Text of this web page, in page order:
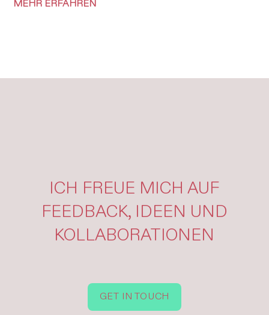
MEHR ERFAHREN
ICH FREUE MICH AUF
FEEDBACK, IDEEN UND
KOLLABORATIONEN
GET IN TOUCH